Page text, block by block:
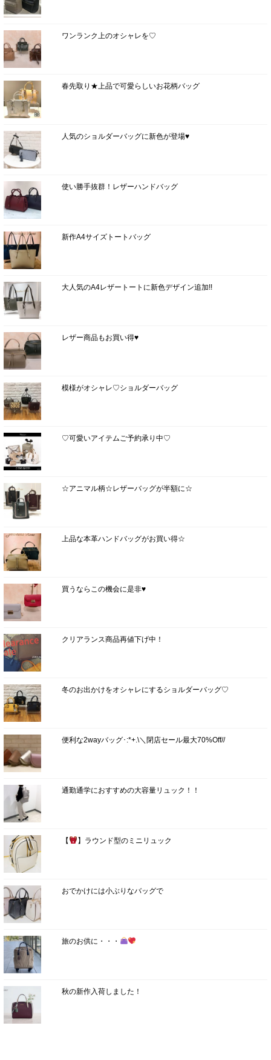
ワンランク上のオシャレを♡
春先取り★上品で可愛らしいお花柄バッグ
人気のショルダーバッグに新色が登場♥
使い勝手抜群！レザーハンドバッグ
新作A4サイズトートバッグ
大人気のA4レザートートに新色デザイン追加!!
レザー商品もお買い得♥
模様がオシャレ♡ショルダーバッグ
♡可愛いアイテムご予約承り中♡
☆アニマル柄☆レザーバッグが半額に☆
上品な本革ハンドバッグがお買い得☆
買うならこの機会に是非♥
クリアランス商品再値下げ中！
冬のお出かけをオシャレにするショルダーバッグ♡
便利な2wayバッグ･:*+.\＼閉店セール最大70%Off//
通勤通学におすすめの大容量リュック！！
【 】ラウンド型のミニリュック
おでかけには小ぶりなバッグで
旅のお供に・・・
秋の新作入荷しました！